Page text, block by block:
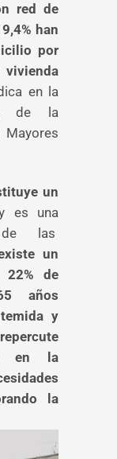
red de
han
por
en la
de la
Mayores
un
es una
de las
un
22% de
años
y
en la
la